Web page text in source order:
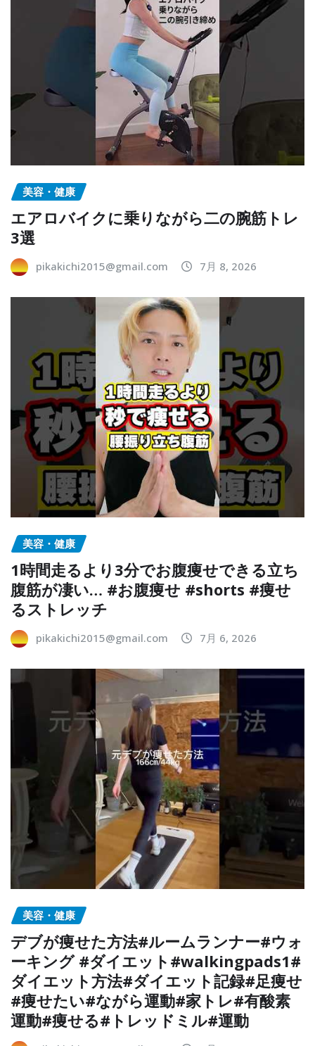
美容・健康
エアロバイクに乗りながら二の腕筋トレ
3選
pikakichi2015@gmail.com 7月 8, 2026
美容・健康
1時間走るより3分でお腹痩せできる立ち
腹筋が凄い… #お腹痩せ #shorts #痩せ
るストレッチ
pikakichi2015@gmail.com 7月 6, 2026
美容・健康
デブが痩せた方法#ルームランナー#ウォ
ーキング #ダイエット#walkingpads1#
ダイエット方法#ダイエット記録#足痩せ
#痩せたい#ながら運動#家トレ#有酸素
運動#痩せる#トレッドミル#運動